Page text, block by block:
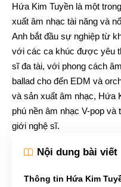
Hứa Kim Tuyền là một
xuất âm nhạc tài năng và
Anh bắt đầu sự nghiệp từ
với các ca khúc được yêu
sĩ đa tài, với phong cách
ballad cho đến EDM và
và sản xuất âm nhạc, Hứa
phú nền âm nhạc V-pop và
giới nghệ sĩ.
Nội dung bài viết
Thông tin Hứa Kim